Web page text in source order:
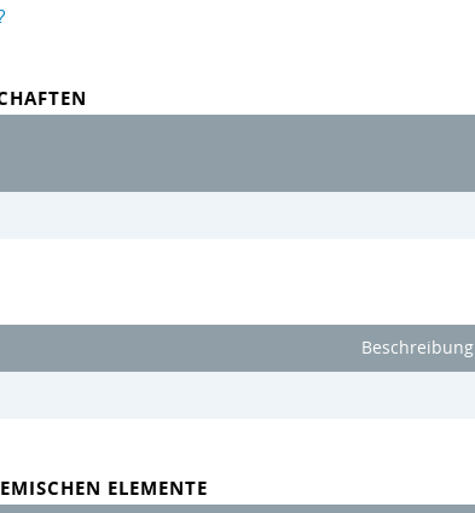
Beschreibung
ELEMENTE